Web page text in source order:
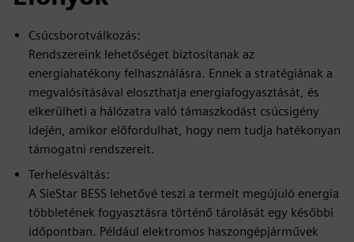
Csúcsborotválkozás:
Rendszereink lehetőséget biztosítanak az
energiahatékony felhasználásra. Ennek a stratégiának a
megvalósításával eloszthatja energiafogyasztását, és
elkerülheti a hálózatra való támaszkodást csúcsigény
idején, amikor előfordulhat, hogy nem tudja hatékonyan
támogatni rendszereit.
Terhelésváltás:
A SieStar BESS lehetővé teszi a termelt megújuló energia
többletének fogyasztásra történő tárolását egy későbbi
időpontban. Például elektromos haszongépjárművek